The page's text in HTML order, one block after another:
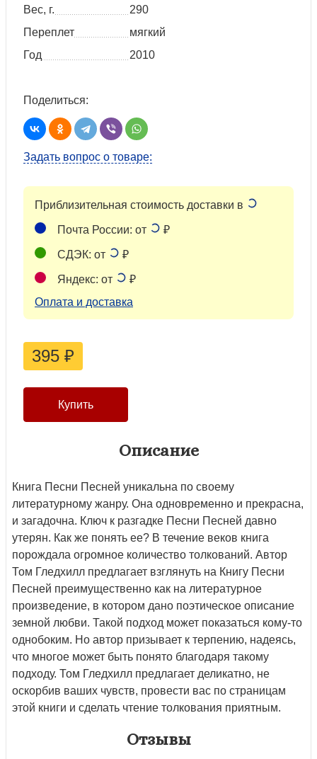
Вес, г.
290
Переплет
мягкий
Год
2010
Поделиться:
Задать вопрос о товаре:
Приблизительная стоимость доставки в
Почта России: от ₽
СДЭК: от ₽
Яндекс: от
₽
Оплата и доставка
395 ₽
Описание
Книга Песни Песней уникальна по своему
литературному жанру. Она одновременно и прекрасна,
и загадочна. Ключ к разгадке Песни Песней давно
утерян. Как же понять ее? В течение веков книга
порождала огромное количество толкований. Автор
Том Гледхилл предлагает взглянуть на Книгу Песни
Песней преимущественно как на литературное
произведение, в котором дано поэтическое описание
земной любви. Такой подход может показаться кому-то
однобоким. Но автор призывает к терпению, надеясь,
что многое может быть понято благодаря такому
подходу. Том Гледхилл предлагает деликатно, не
оскорбив ваших чувств, провести вас по страницам
этой книги и сделать чтение толкования приятным.
Отзывы